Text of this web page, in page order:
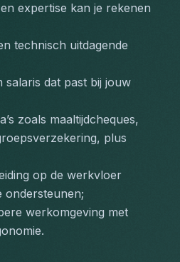
expertise kan je rekenen
technisch uitdagende
dat past bij jouw
zoals maaltijdcheques,
plus
op de werkvloer
ondersteunen;
werkomgeving met